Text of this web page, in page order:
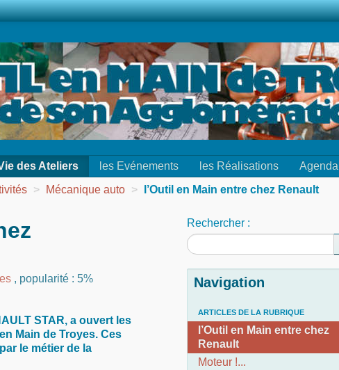
des Ateliers les Evénements les Réalisations Agenda
> Mécanique auto > l’Outil en Main entre chez Renault
, popularité : 5%
STAR, a ouvert les
Main de Troyes. Ces
le métier de la
Rechercher :
Navigation
ARTICLES DE LA RUBRIQUE
l’Outil en Main entre chez
Renault
Moteur !...